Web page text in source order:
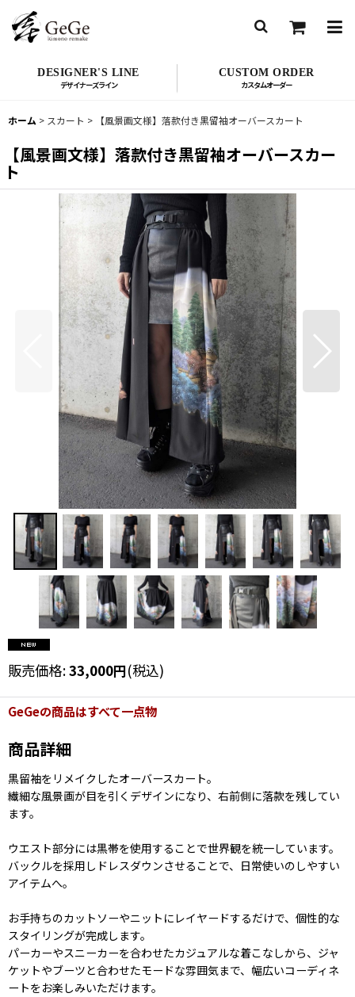
DESIGNER'S LINE CUSTOM ORDER
ホーム > スカート > 【風景画文様】落款付き黒留袖オーバースカート
【風景画文様】落款付き黒留袖オーバースカー
ト
販売価格:33,000円(税込)
GeGeの商品はすべて一点物
商品詳細
黒留袖をリメイクしたオーバースカート。
繊細な風景画が目を引くデザインになり、右前側に落款を残してい
ます。
ウエスト部分には黒帯を使用することで世界観を統一しています。
バックルを採用しドレスダウンさせることで、日常使いのしやすい
アイテムへ。
お手持ちのカットソーやニットにレイヤードするだけで、個性的な
スタイリングが完成します。
パーカーやスニーカーを合わせたカジュアルな着こなしから、ジャ
ケットやブーツと合わせたモードな雰囲気まで、幅広いコーディネ
ートをお楽しみいただけます。